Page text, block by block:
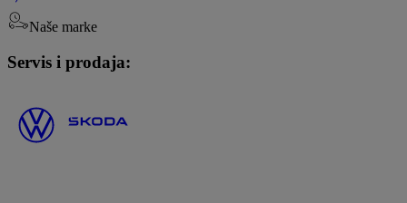
Naše marke
Servis i prodaja: